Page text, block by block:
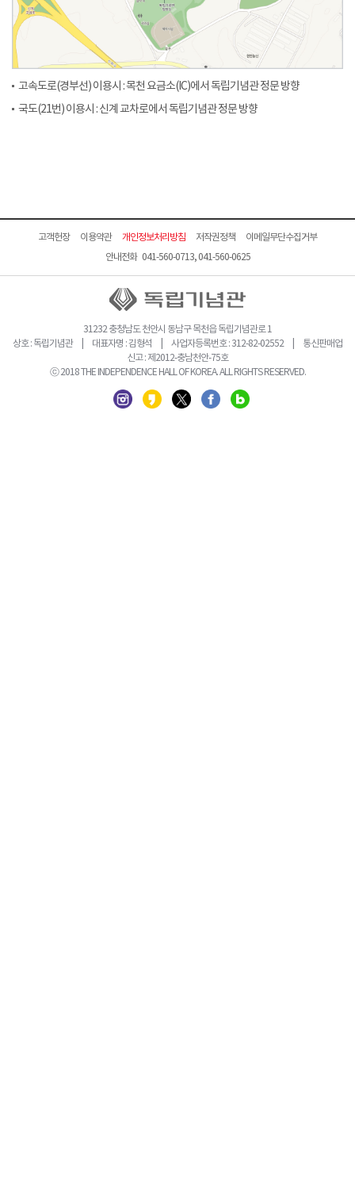
고속도로(경부선) 이용시 : 목천 요금소(IC)에서 독립기념관 정문 방향
국도(21번) 이용시 : 신계 교차로에서 독립기념관 정문 방향
고객헌장 이용약관 개인정보처리방침 저작권정책
이메일무단수집거부
안내전화 041-560-0713, 041-560-0625
31232 충청남도 천안시 동남구 목천읍 독립기념관로 1
상호 : 독립기념관 | 대표자명 : 김형석 | 사업자등록번호 : 312-82-02552 | 통신판매업
신고 : 제2012-충남천안-75호
ⓒ 2018 THE INDEPENDENCE HALL OF KOREA. ALL RIGHTS RESERVED.